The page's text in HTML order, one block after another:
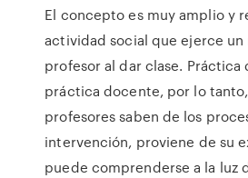
El concepto es muy amplio y
actividad social que ejerce un
profesor al dar clase. Práctica
práctica docente, por lo
profesores saben de los
intervención, proviene de su
puede comprenderse a la luz